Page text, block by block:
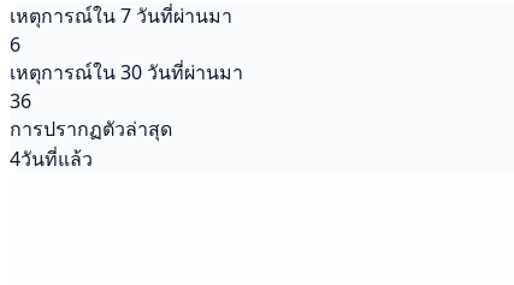
เหตุการณ์ใน 7 วันที่ผ่านมา
6
เหตุการณ์ใน 30 วันที่ผ่านมา
36
การปรากฏตัวล่าสุด
4วันที่แล้ว